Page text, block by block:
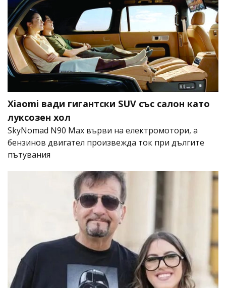
Xiaomi вади гигантски SUV със салон като
луксозен хол
SkyNomad N90 Max върви на електромотори, а
бензинов двигател произвежда ток при дългите
пътувания